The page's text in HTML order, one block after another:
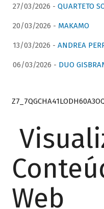
27/03/2026 - QUARTETO
20/03/2026 - MAKAMO
13/03/2026 - ANDREA
06/03/2026 - DUO
Web